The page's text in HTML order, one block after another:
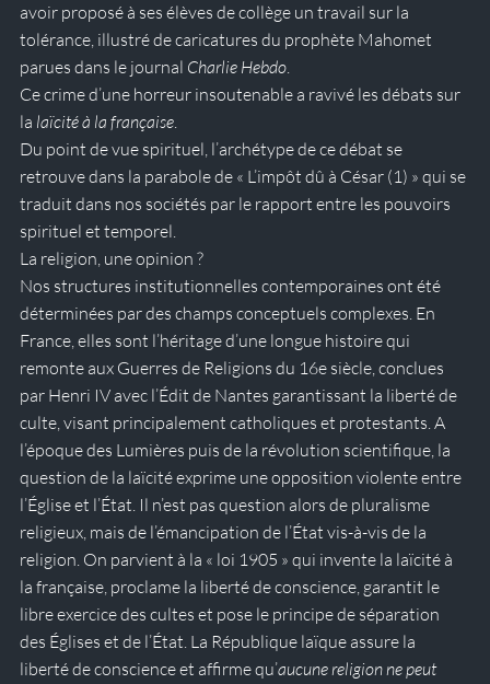
avoir proposé à ses élèves de collège un travail sur la
tolérance, illustré de caricatures du prophète Mahomet
parues dans le journal Charlie Hebdo.
Ce crime d’une horreur insoutenable a ravivé les débats sur
la laïcité à la française.
Du point de vue spirituel, l’archétype de ce débat se
retrouve dans la parabole de « L’impôt dû à César (1) » qui se
traduit dans nos sociétés par le rapport entre les pouvoirs
spirituel et temporel.
La religion, une opinion ?
Nos structures institutionnelles contemporaines ont été
déterminées par des champs conceptuels complexes. En
France, elles sont l’héritage d’une longue histoire qui
remonte aux Guerres de Religions du 16e siècle, conclues
par Henri IV avec l’Édit de Nantes garantissant la liberté de
culte, visant principalement catholiques et protestants. A
l’époque des Lumières puis de la révolution scientifique, la
question de la laïcité exprime une opposition violente entre
l’Église et l’État. Il n’est pas question alors de pluralisme
religieux, mais de l’émancipation de l’État vis-à-vis de la
religion. On parvient à la « loi 1905 » qui invente la laïcité à
la française, proclame la liberté de conscience, garantit le
libre exercice des cultes et pose le principe de séparation
des Églises et de l’État. La République laïque assure la
liberté de conscience et affirme qu’aucune religion ne peut